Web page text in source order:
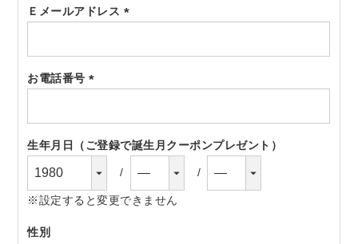
Ｅメールアドレス
須)
お電話番号
須)
生年月日（ご登録で誕生月クーポンプレゼント）
※設定すると変更できません
性別